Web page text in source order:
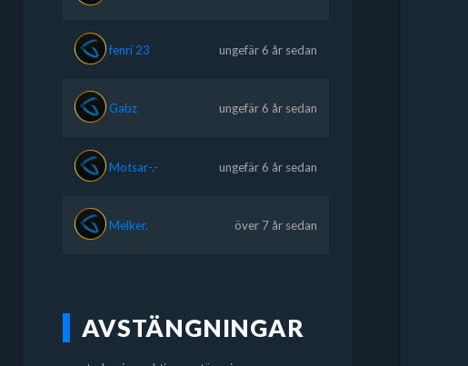
fenri 23 ungefär 6 år sedan
Gabz ungefär 6 år sedan
Motsar-.- ungefär 6 år sedan
Melker. över 7 år sedan
AVSTÄNGNINGAR